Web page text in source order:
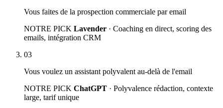
Vous faites de la prospection commerciale par email
NOTRE PICK Lavender · Coaching en direct, scoring des
emails, intégration CRM
03
Vous voulez un assistant polyvalent au-delà de l'email
NOTRE PICK ChatGPT · Polyvalence rédaction, contexte
large, tarif unique